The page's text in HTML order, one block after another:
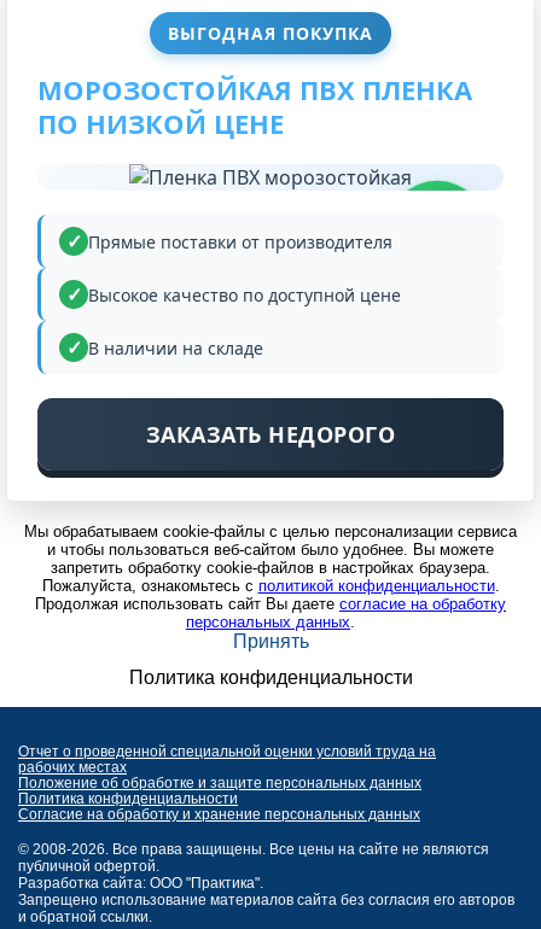
ВЫГОДНАЯ ПОКУПКА
МОРОЗОСТОЙКАЯ ПВХ ПЛЕНКА
ПО НИЗКОЙ ЦЕНЕ
Прямые поставки от производителя
Высокое качество по доступной цене
В наличии на складе
ЗАКАЗАТЬ НЕДОРОГО
Мы обрабатываем cookie-файлы с целью персонализации сервиса
и чтобы пользоваться веб-сайтом было удобнее. Вы можете
запретить обработку cookie-файлов в настройках браузера.
Пожалуйста, ознакомьтесь с политикой конфиденциальности.
Продолжая использовать сайт Вы даете согласие на обработку
персональных данных.
Принять
Политика конфиденциальности
Отчет о проведенной специальной оценки условий труда на
рабочих местах
Положение об обработке и защите персональных данных
Политика конфиденциальности
Согласие на обработку и хранение персональных данных
© 2008-2026. Все права защищены. Все цены на сайте не являются
публичной офертой.
Разработка сайта: ООО "Практика".
Запрещено использование материалов сайта без согласия его авторов
и обратной ссылки.